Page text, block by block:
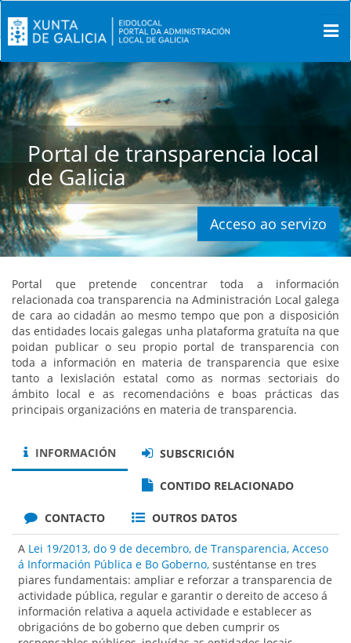
Portal de transparencia local
de Galicia
Acceso ao servizo
Portal que pretende concentrar toda a información
relacionada coa transparencia na Administración Local galega
de cara ao cidadán ao mesmo tempo que pon a disposición
das entidades locais galegas unha plataforma gratuíta na que
poidan publicar o seu propio portal de transparencia con
toda a información en materia de transparencia que esixe
tanto a lexislación estatal como as normas sectoriais do
ámbito local e as recomendacións e boas prácticas das
principais organizacións en materia de transparencia.
INFORMACIÓN SUBSCRICIÓN
CONTIDO RELACIONADO
CONTACTO OUTROS DATOS
A Lei 19/2013, do 9 de decembro, de Transparencia, Acceso
á Información Pública e Bo Goberno, susténtanse en tres
piares fundamentais: ampliar e reforzar a transparencia de
actividade pública, regular e garantir o dereito de acceso á
información relativa a aquela actividade e establecer as
obrigacións de bo goberno que deben cumprir os